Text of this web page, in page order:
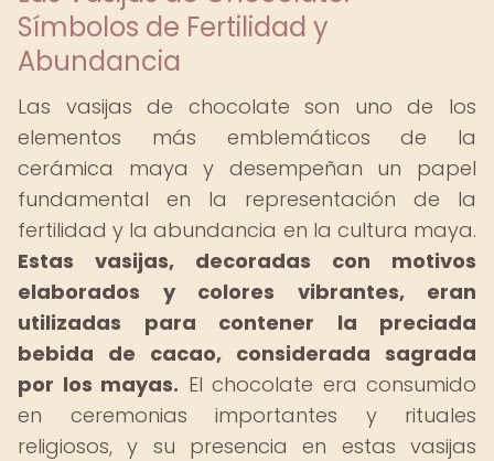
Símbolos de Fertilidad y
Abundancia
Las vasijas de chocolate son uno de los
elementos más emblemáticos de la
cerámica maya y desempeñan un papel
fundamental en la representación de la
fertilidad y la abundancia en la cultura maya.
Estas vasijas, decoradas con motivos
elaborados y colores vibrantes, eran
utilizadas para contener la preciada
bebida de cacao, considerada sagrada
por los mayas. El chocolate era consumido
en ceremonias importantes y rituales
religiosos, y su presencia en estas vasijas